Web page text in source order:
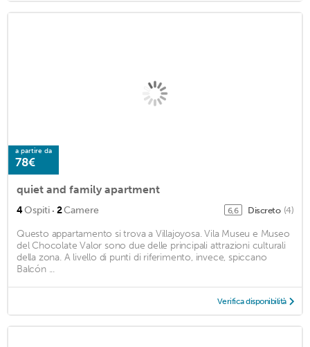
a partire da
78€
quiet and family apartment
4Ospiti · 2Camere 6,6 Discreto (4)
Questo appartamento si trova a Villajoyosa. Vila Museu e Museo
del Chocolate Valor sono due delle principali attrazioni culturali
della zona. A livello di punti di riferimento, invece, spiccano
Balcón ...
Verifica disponibilità